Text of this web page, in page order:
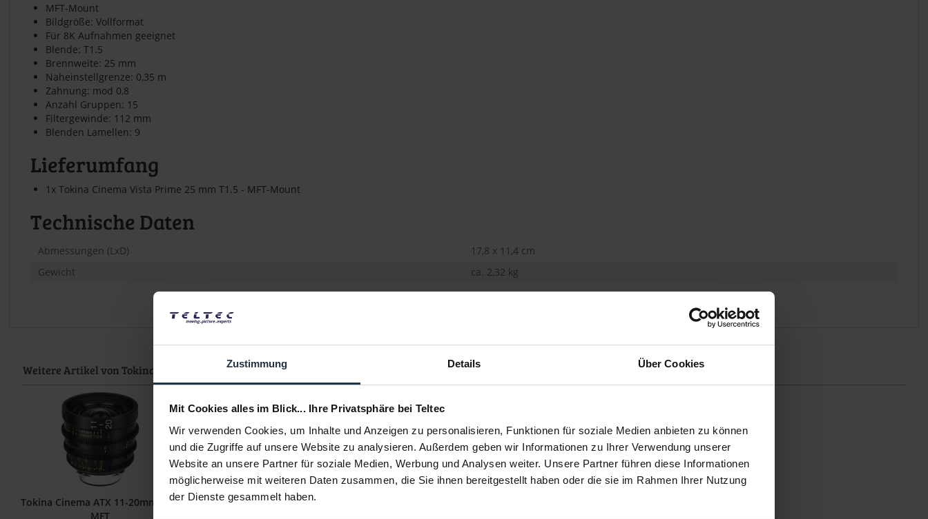
Zustimmung Details Über Cookies
Mit Cookies alles im Blick... Ihre Privatsphäre bei Teltec
Wir verwenden Cookies, um Inhalte und Anzeigen zu personalisieren, Funktionen für soziale Medien anbieten zu können
und die Zugriffe auf unsere Website zu analysieren. Außerdem geben wir Informationen zu Ihrer Verwendung unserer
Website an unsere Partner für soziale Medien, Werbung und Analysen weiter. Unsere Partner führen diese Informationen
möglicherweise mit weiteren Daten zusammen, die Sie ihnen bereitgestellt haben oder die sie im Rahmen Ihrer Nutzung
der Dienste gesammelt haben.
MFT-Mount
Bildgröße: Vollformat
Für 8K Aufnahmen geeignet
Blende: T1.5
Brennweite: 25 mm
Naheinstellgrenze: 0,35 m
Zahnung: mod 0,8
Anzahl Gruppen: 15
Filtergewinde: 112 mm
Blenden Lamellen: 9
Lieferumfang
1x Tokina Cinema Vista Prime 25 mm T1.5 - MFT-Mount
Technische Daten
Abmessungen (LxD)
17,8 x 11,4 cm
Gewicht
ca. 2,32 kg
Weitere Artikel von Tokina ansehen
Tokina Cinema ATX 11-20mm T2.9
MFT
Tokina Cinema Vista Prime 18 mm